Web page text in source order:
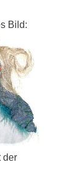
Bild:
der